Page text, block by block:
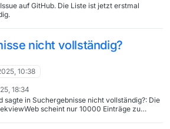
auf GitHub. Die Liste ist jetzt erstmal
nicht vollständig?
10:38
18:34
in Suchergebnisse nicht vollständig?: Die
scheint nur 10000 Einträge zu